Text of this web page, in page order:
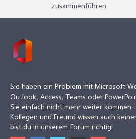
zusammenführen
Sie haben ein Problem mit Microsoft
Outlook, Access, Teams oder
Sie einfach nicht mehr weiter kommen
Kollegen und Freund wissen auch
bist du in unserem Forum richtig!